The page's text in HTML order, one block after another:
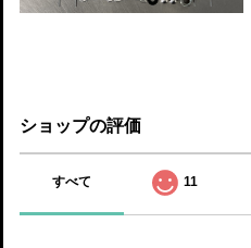
ショップの評価
すべて 11